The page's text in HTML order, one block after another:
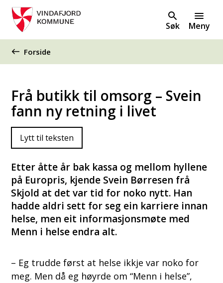
Søk Meny
Du er her:
Forside
Frå butikk til omsorg – Svein
fann ny retning i livet
Lytt til teksten
Etter åtte år bak kassa og mellom hyllene
på Europris, kjende Svein Børresen frå
Skjold at det var tid for noko nytt. Han
hadde aldri sett for seg ein karriere innan
helse, men eit informasjonsmøte med
Menn i helse endra alt.
– Eg trudde først at helse ikkje var noko for
meg. Men då eg høyrde om “Menn i helse”,